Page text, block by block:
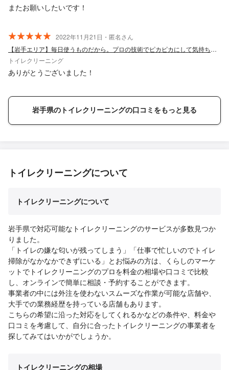
またお願いしたいです！
2022年11月21日・匿名さん
【岩手エリア】毎日使うものだから。プロの技術でピカピカにして気持ち良く！
トイレクリーニング
ありがとうございました！
岩手県のトイレクリーニングの口コミをもっと見る
トイレクリーニングについて
トイレクリーニングについて
岩手県で対応可能なトイレクリーニングのサービスが多数見つか
りました。
「トイレの嫌な匂いが残ってしまう」「仕事で忙しいのでトイレ
掃除がなかなかできずにいる」とお悩みの方は、くらしのマーケ
ットでトイレクリーニングのプロを料金の相場や口コミで比較
し、オンラインで簡単に相談・予約することができます。
事業者の中には外注を使わないスムーズな作業が可能な店舗や、
大手での業務経歴を持っている店舗もあります。
こちらの希望に沿った対応をしてくれるかなどの条件や、料金や
口コミを考慮して、自分に合ったトイレクリーニングの事業者を
探してみてはいかがでしょうか。
トイレクリーニングの相場